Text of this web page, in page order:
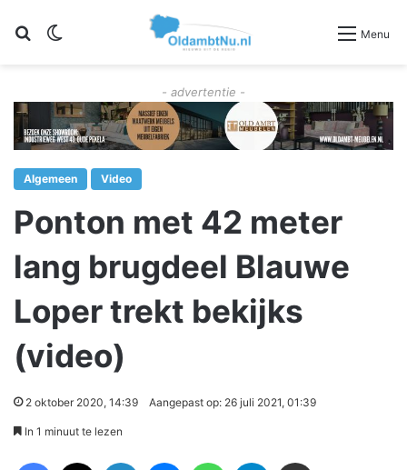
Zoeken Menu
- advertentie -
Algemeen Video
Ponton met 42 meter
lang brugdeel Blauwe
Loper trekt bekijks
(video)
2 oktober 2020, 14:39 Aangepast op: 26 juli 2021, 01:39
In 1 minuut te lezen